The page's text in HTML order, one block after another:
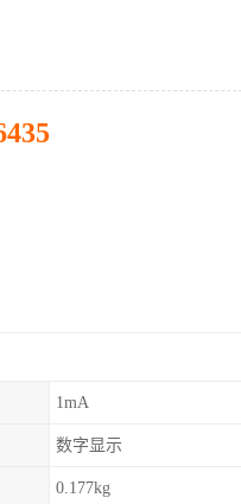
1mA
数字显示
0.177kg